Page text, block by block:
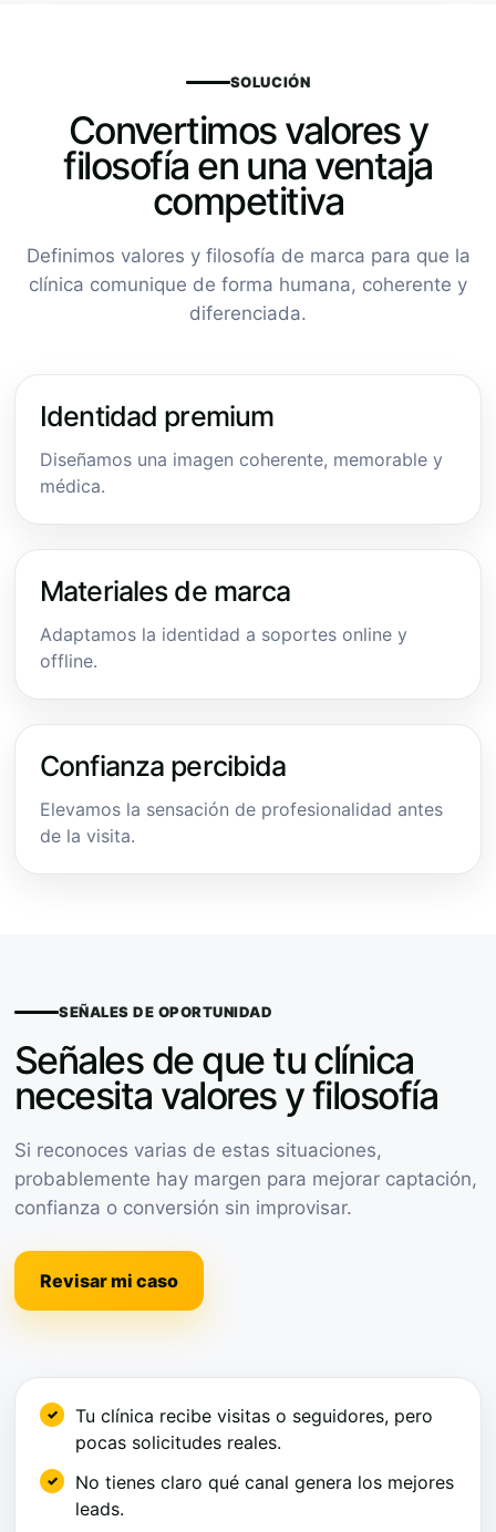
SOLUCIÓN
Convertimos valores y
filosofía en una ventaja
competitiva
Definimos valores y filosofía de marca para que la
clínica comunique de forma humana, coherente y
diferenciada.
Identidad premium
Diseñamos una imagen coherente, memorable y
médica.
Materiales de marca
Adaptamos la identidad a soportes online y
offline.
Confianza percibida
Elevamos la sensación de profesionalidad antes
de la visita.
SEÑALES DE OPORTUNIDAD
Señales de que tu clínica
necesita valores y filosofía
Si reconoces varias de estas situaciones,
probablemente hay margen para mejorar captación,
confianza o conversión sin improvisar.
Revisar mi caso
Tu clínica recibe visitas o seguidores, pero
pocas solicitudes reales.
No tienes claro qué canal genera los mejores
leads.